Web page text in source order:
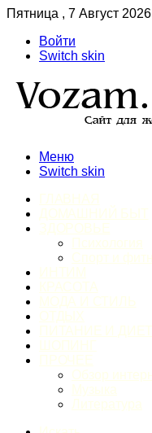
Пятница , 7 Август 2026
Войти
Switch skin
Меню
Switch skin